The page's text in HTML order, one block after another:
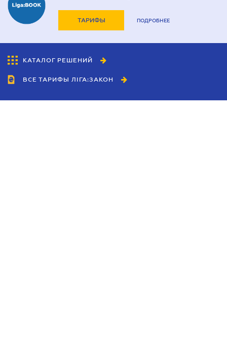
ТАРИФЫ ПОДРОБНЕЕ
КАТАЛОГ РЕШЕНИЙ
ВСЕ ТАРИФЫ ЛІГА:ЗАКОН